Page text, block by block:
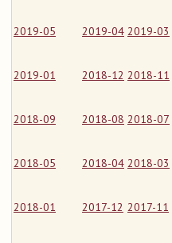
2019-05 2019-04 2019-03
2019-01 2018-12 2018-11
2018-09 2018-08 2018-07
2018-05 2018-04 2018-03
2018-01 2017-12 2017-11